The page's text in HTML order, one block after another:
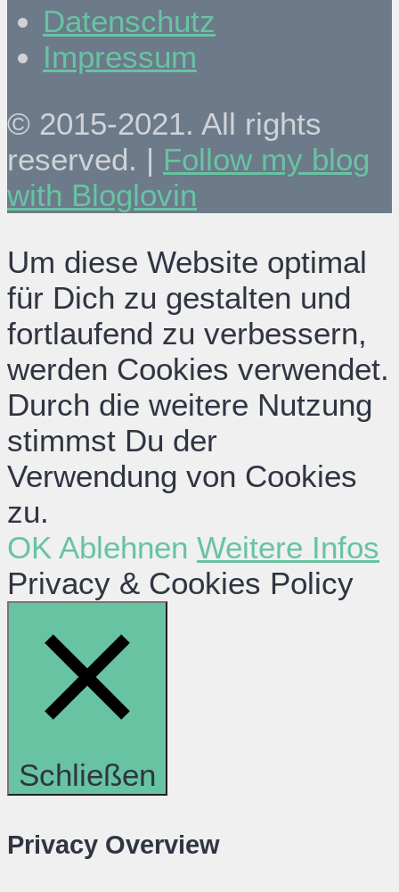
Datenschutz
Impressum
© 2015-2021. All rights
reserved. | Follow my blog
with Bloglovin
Um diese Website optimal
für Dich zu gestalten und
fortlaufend zu verbessern,
werden Cookies verwendet.
Durch die weitere Nutzung
stimmst Du der
Verwendung von Cookies
zu.
OK Ablehnen Weitere Infos
Privacy & Cookies Policy
Schließen
Privacy Overview